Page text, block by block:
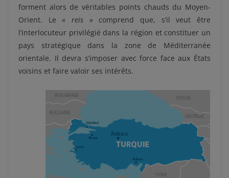
forment alors de véritables points chauds du Moyen-
Orient. Le « reis » comprend que, s’il veut être
l’interlocuteur privilégié dans la région et constituer un
pays stratégique dans la zone de Méditerranée
orientale. Il devra s’imposer avec force face aux États
voisins et faire valoir ses intérêts.